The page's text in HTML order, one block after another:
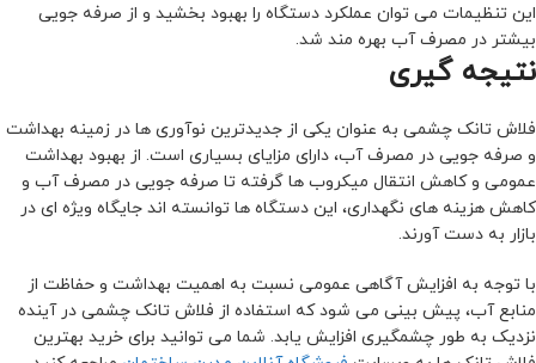
این تنظیمات می توان عملکرد دستگاه را بهبود بخشید و از صرفه جویی
بیشتر در مصرف آب بهره مند شد.
نتیجه گیری
فلاش تانک چشمی به عنوان یکی از جدیدترین نوآوری ها در زمینه بهداشت
و صرفه جویی در مصرف آب، دارای مزایای بسیاری است. از بهبود بهداشت
عمومی و کاهش انتقال میکروب ها گرفته تا صرفه جویی در مصرف آب و
کاهش هزینه های نگهداری، این دستگاه ها توانسته اند جایگاه ویژه ای در
بازار به دست آورند.
با توجه به افزایش آگاهی عمومی نسبت به اهمیت بهداشت و حفاظت از
منابع آب، پیش بینی می شود که استفاده از فلاش تانک چشمی در آینده
نزدیک به طور چشمگیری افزایش یابد. شما می توانید برای خرید بهترین